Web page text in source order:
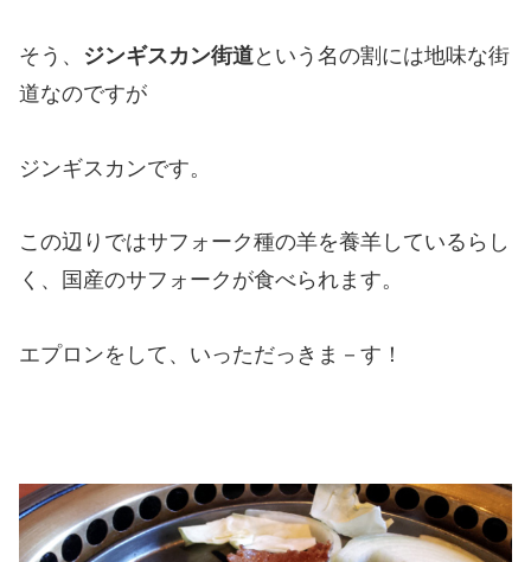
そう、 ジンギスカン街道という名の割には地味な街
道なのですが
ジンギスカンです。
この辺りではサフォーク種の羊を養羊しているらし
く、国産のサフォークが食べられます。
エプロンをして、いっただっきま－す！